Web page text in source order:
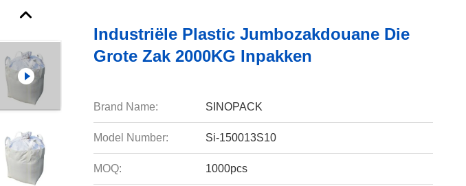
Industriële Plastic Jumbozakdouane Die
Grote Zak 2000KG Inpakken
Brand Name: SINOPACK
Model Number: Si-150013S10
MOQ: 1000pcs